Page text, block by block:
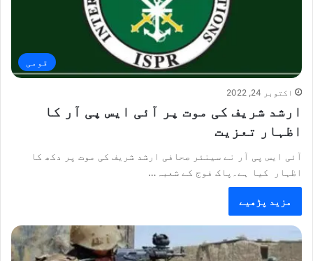
قومی
اکتوبر 24, 2022
ارشد شریف کی موت پر آئی ایس پی آر کا
اظہار تعزیت
آئی ایس پی آر نے سینئر صحافی ارشد شریف کی موت پر دکھ کا
اظہار کیا ہے۔پاک فوج کے شعبہ…
مزید پڑھیے